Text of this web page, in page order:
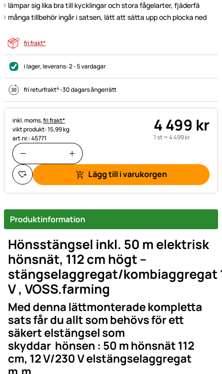
lämpar sig lika bra till kycklingar och stora fågelarter, fjäderfä
många tillbehör ingår i satsen, lätt att sätta upp och plocka ned
fri frakt*
i lager, leverans:2 - 5 vardagar
fri returfrakt4-30 dagars ångerrätt
Skatteinformation:
inkl. moms,fri frakt*
vikt produkt: 15,99 kg
art.nr.: 45771
4 499 kr
1 st =4 499kr
Lägg till i varukorgen
Produktinformation
Hönsstängsel inkl. 50 m elektrisk
hönsnät, 112 cm högt –
stängselaggregat/kombiaggregat
V , VOSS.farming
Med denna lättmonterade kompletta
sats får du allt som behövs för ett
säkert elstängsel som
skyddar hönsen : 50 m hönsnät 112
cm, 12 V/230 V elstängselaggregat